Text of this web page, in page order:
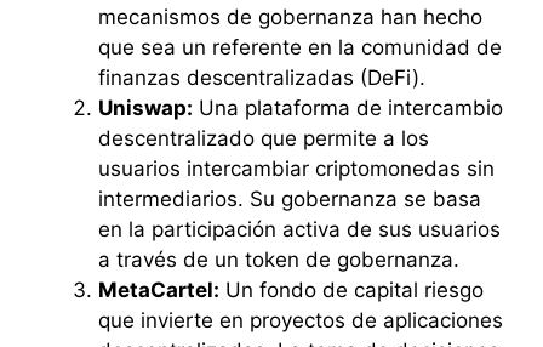
mecanismos de gobernanza han hecho
que sea un referente en la comunidad de
finanzas descentralizadas (DeFi).
Uniswap: Una plataforma de intercambio
descentralizado que permite a los
usuarios intercambiar criptomonedas sin
intermediarios. Su gobernanza se basa
en la participación activa de sus usuarios
a través de un token de gobernanza.
MetaCartel: Un fondo de capital riesgo
que invierte en proyectos de aplicaciones